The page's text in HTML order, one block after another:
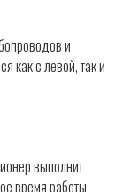
и
как с левой, так и
выполнит
время работы